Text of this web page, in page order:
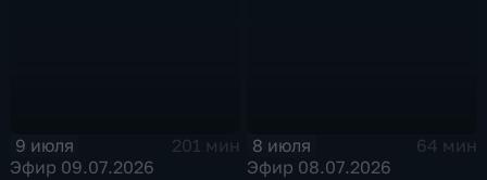
9 июля
201 мин
Эфир 09.07.2026
8 июля
64 мин
Эфир 08.07.2026